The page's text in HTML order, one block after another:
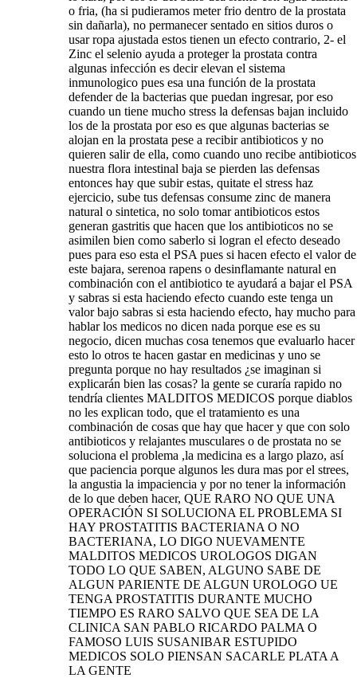
o fria, (ha si pudieramos meter frio dentro de la prostata
sin dañarla), no permanecer sentado en sitios duros o
usar ropa ajustada estos tienen un efecto contrario, 2- el
Zinc el selenio ayuda a proteger la prostata contra
algunas infección es decir elevan el sistema
inmunologico pues esa una función de la prostata
defender de la bacterias que puedan ingresar, por eso
cuando un tiene mucho stress la defensas bajan incluido
los de la prostata por eso es que algunas bacterias se
alojan en la prostata pese a recibir antibioticos y no
quieren salir de ella, como cuando uno recibe antibioticos
nuestra flora intestinal baja se pierden las defensas
entonces hay que subir estas, quitate el stress haz
ejercicio, sube tus defensas consume zinc de manera
natural o sintetica, no solo tomar antibioticos estos
generan gastritis que hacen que los antibioticos no se
asimilen bien como saberlo si logran el efecto deseado
pues para eso esta el PSA pues si hacen efecto el valor de
este bajara, serenoa rapens o desinflamante natural en
combinación con el antibiotico te ayudará a bajar el PSA
y sabras si esta haciendo efecto cuando este tenga un
valor bajo sabras si esta haciendo efecto, hay mucho para
hablar los medicos no dicen nada porque ese es su
negocio, dicen muchas cosa tenemos que evaluarlo hacer
esto lo otros te hacen gastar en medicinas y uno se
pregunta porque no hay resultados ¿se imaginan si
explicarán bien las cosas? la gente se curaría rapido no
tendría clientes MALDITOS MEDICOS porque diablos
no les explican todo, que el tratamiento es una
combinación de cosas que hay que hacer y que con solo
antibioticos y relajantes musculares o de prostata no se
soluciona el problema ,la medicina es a largo plazo, así
que paciencia porque algunos les dura mas por el strees,
la angustia la impaciencia y por no tener la información
de lo que deben hacer, QUE RARO NO QUE UNA
OPERACIÓN SI SOLUCIONA EL PROBLEMA SI
HAY PROSTATITIS BACTERIANA O NO
BACTERIANA, LO DIGO NUEVAMENTE
MALDITOS MEDICOS UROLOGOS DIGAN
TODO LO QUE SABEN, ALGUNO SABE DE
ALGUN PARIENTE DE ALGUN UROLOGO UE
TENGA PROSTATITIS DURANTE MUCHO
TIEMPO ES RARO SALVO QUE SEA DE LA
CLINICA SAN PABLO RICARDO PALMA O
FAMOSO LUIS SUSANIBAR ESTUPIDO
MEDICOS SOLO PIENSAN SACARLE PLATA A
LA GENTE